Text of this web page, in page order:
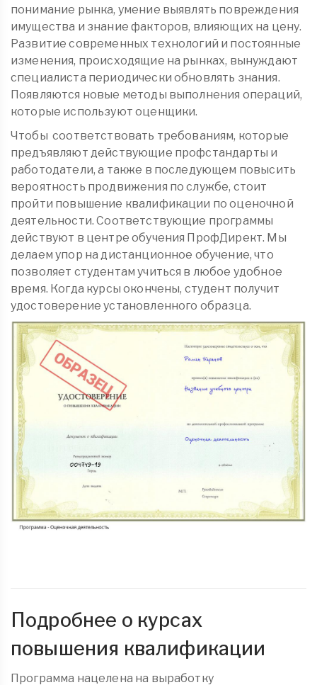
понимание рынка, умение выявлять повреждения
имущества и знание факторов, влияющих на цену.
Развитие современных технологий и постоянные
изменения, происходящие на рынках, вынуждают
специалиста периодически обновлять знания.
Появляются новые методы выполнения операций,
которые используют оценщики.
Чтобы соответствовать требованиям, которые
предъявляют действующие профстандарты и
работодатели, а также в последующем повысить
вероятность продвижения по службе, стоит
пройти повышение квалификации по оценочной
деятельности. Соответствующие программы
действуют в центре обучения ПрофДирект. Мы
делаем упор на дистанционное обучение, что
позволяет студентам учиться в любое удобное
время. Когда курсы окончены, студент получит
удостоверение установленного образца.
Подробнее о курсах
повышения квалификации
Программа нацелена на выработку